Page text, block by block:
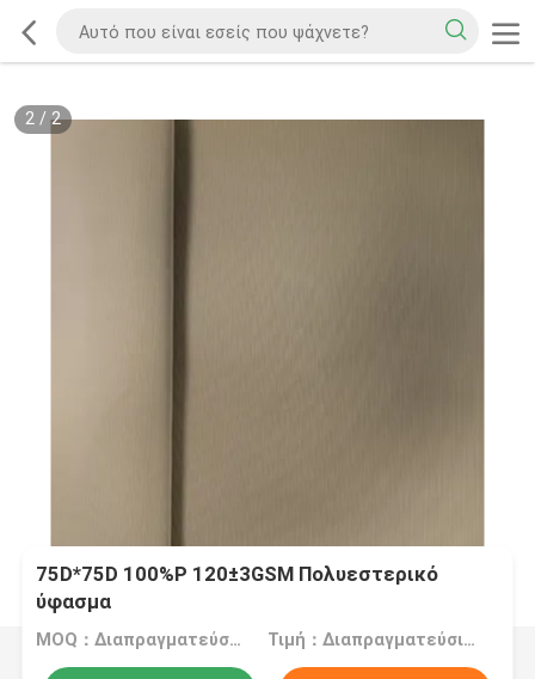
2/2
75D*75D 100%P 120±3GSM Πολυεστερικό
ύφασμα
MOQ：Διαπραγματεύσιμος Τιμή：Διαπραγματεύσιμος